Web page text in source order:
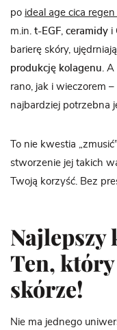
po ideal age cica
m.in. t-EGF ceramidy i
barierę skóry,
produkcję kolagenu .
rano, jak i wieczorem
najbardziej potrzebna
To nie kwestia
stworzenie jej takich
Twoją korzyść. Bez
Najlepszy
Ten,
skórze!
Nie ma jednego